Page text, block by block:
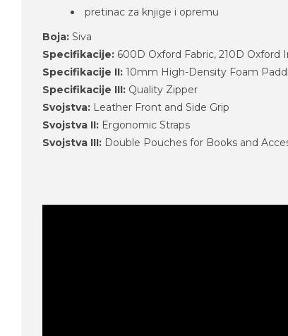
pretinac za knjige i opremu
Boja: Siva
Specifikacije: 600D Oxford Fabric, 210D Oxford
Specifikacije II: 10mm High-Density Foam
Specifikacije III: Quality Zipper
Svojstva: Leather Front and Side Grip
Svojstva II: Ergonomic Straps
Svojstva III: Double Pouches for Books and